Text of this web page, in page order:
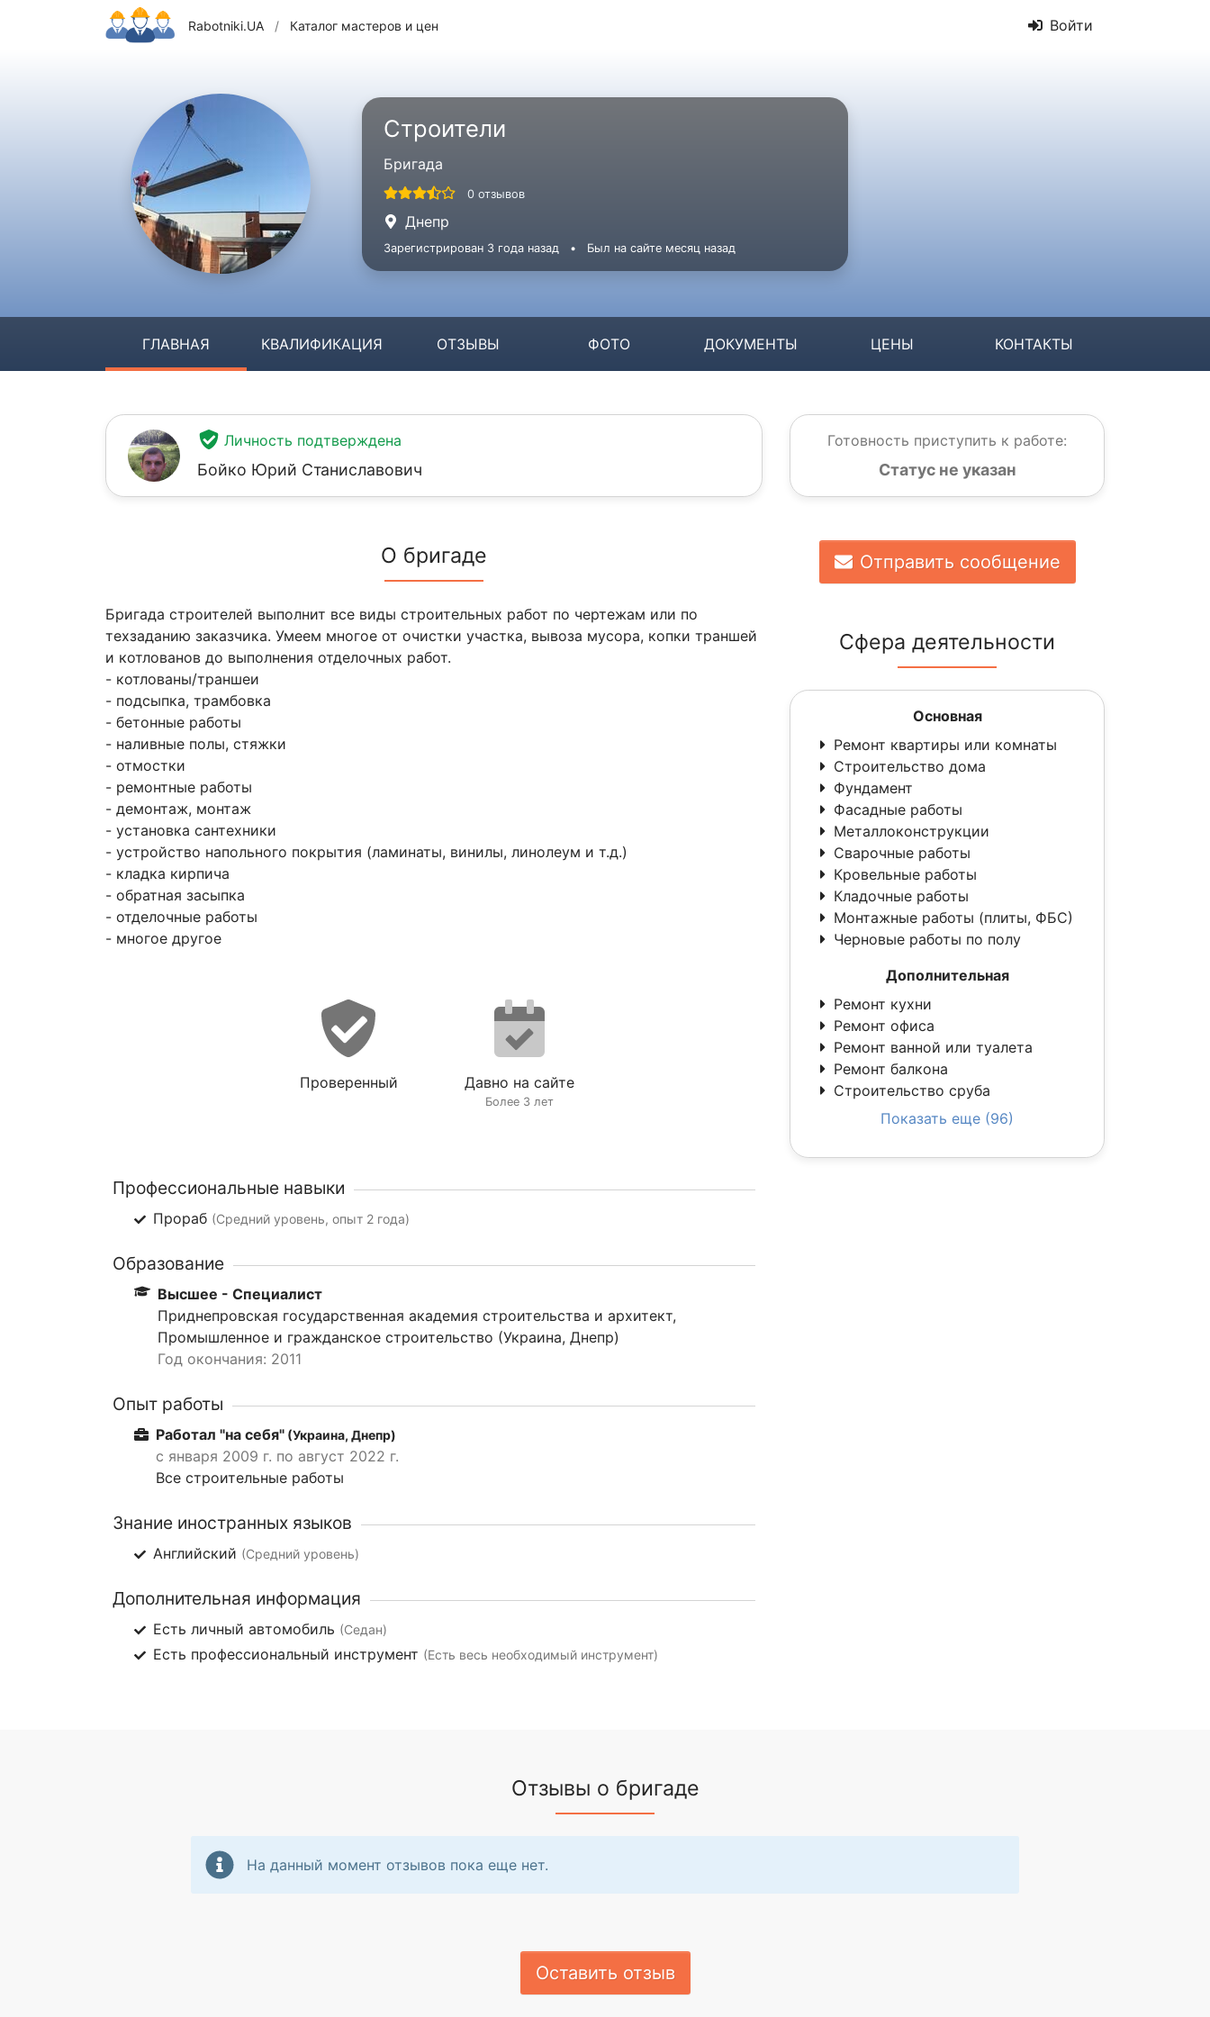
Rabotniki.UA / Каталог мастеров и цен Войти
Строители
Бригада
0 отзывов
Днепр
Зарегистрирован 3 года назад • Был на сайте месяц назад
ГЛАВНАЯ КВАЛИФИКАЦИЯ ОТЗЫВЫ ФОТО ДОКУМЕНТЫ ЦЕНЫ КОНТАКТЫ
Личность подтверждена
Бойко Юрий Станиславович
О бригаде
Бригада строителей выполнит все виды строительных работ по чертежам или по
техзаданию заказчика. Умеем многое от очистки участка, вывоза мусора, копки траншей
и котлованов до выполнения отделочных работ.
- котлованы/траншеи
- подсыпка, трамбовка
- бетонные работы
- наливные полы, стяжки
- отмостки
- ремонтные работы
- демонтаж, монтаж
- установка сантехники
- устройство напольного покрытия (ламинаты, винилы, линолеум и т.д.)
- кладка кирпича
- обратная засыпка
- отделочные работы
- многое другое
Проверенный Давно на сайте
Более 3 лет
Профессиональные навыки
Прораб (Средний уровень, опыт 2 года)
Образование
Высшее - Специалист
Приднепровская государственная академия строительства и архитект,
Промышленное и гражданское строительство (Украина, Днепр)
Год окончания: 2011
Опыт работы
Работал "на себя" (Украина, Днепр)
с января 2009 г. по август 2022 г.
Все строительные работы
Знание иностранных языков
Английский (Средний уровень)
Дополнительная информация
Есть личный автомобиль (Седан)
Есть профессиональный инструмент (Есть весь необходимый инструмент)
Готовность приступить к работе:
Статус не указан
Отправить сообщение
Сфера деятельности
Основная
Ремонт квартиры или комнаты
Строительство дома
Фундамент
Фасадные работы
Металлоконструкции
Сварочные работы
Кровельные работы
Кладочные работы
Монтажные работы (плиты, ФБС)
Черновые работы по полу
Дополнительная
Ремонт кухни
Ремонт офиса
Ремонт ванной или туалета
Ремонт балкона
Строительство сруба
Показать еще (96)
Отзывы о бригаде
На данный момент отзывов пока еще нет.
Оставить отзыв